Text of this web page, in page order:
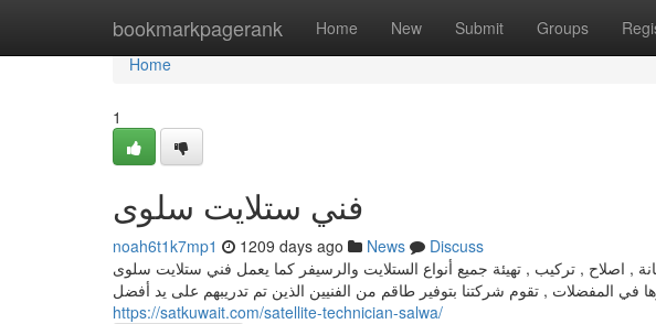
bookmarkpagerank Home New Submit Groups
Home
Home
1
فني ستلايت سلوى
noah6t1k7mp1 1209 days ago News
Discuss
, اصلاح , تركيب , تهيئة جميع أنواع الستلايت والرسيفر كما يعمل فني ستلايت سلوى
في المفضلات , تقوم شركتنا بتوفير طاقم من الفنيين الذين تم تدريبهم على يد أفضل
https://satkuwait.com/satellite-technician-salwa/